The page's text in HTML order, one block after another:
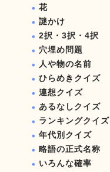
花
謎かけ
2択・3択・4択
穴埋め問題
人や物の名前
ひらめきクイズ
連想クイズ
あるなしクイズ
ランキングクイズ
年代別クイズ
略語の正式名称
いろんな確率